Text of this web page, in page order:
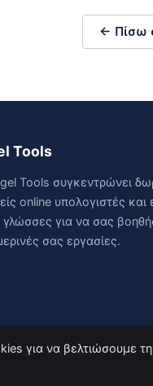
← Πίσω
Tools
Tools συγκεντρώνει
online υπολογιστές και
για να σας
σας εργασίες.
Angel Tools. Με την
για να βελτιώσουμε